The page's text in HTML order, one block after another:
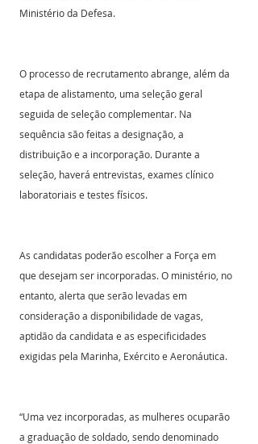
Ministério da Defesa.
O processo de recrutamento abrange, além da
etapa de alistamento, uma seleção geral
seguida de seleção complementar. Na
sequência são feitas a designação, a
distribuição e a incorporação. Durante a
seleção, haverá entrevistas, exames clínico
laboratoriais e testes físicos.
As candidatas poderão escolher a Força em
que desejam ser incorporadas. O ministério, no
entanto, alerta que serão levadas em
consideração a disponibilidade de vagas,
aptidão da candidata e as especificidades
exigidas pela Marinha, Exército e Aeronáutica.
“Uma vez incorporadas, as mulheres ocuparão
a graduação de soldado, sendo denominado